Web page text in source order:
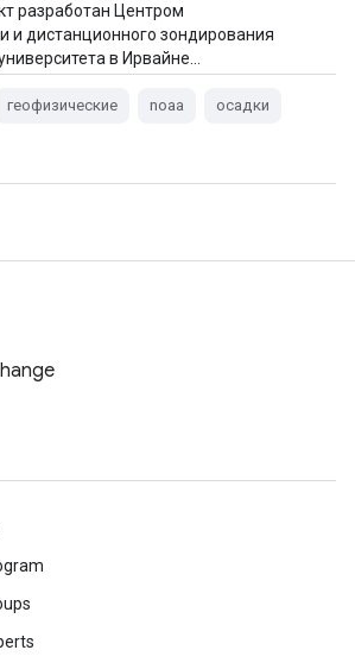
разработан Центром
и дистанционного зондирования
в Ирвайне…
геофизические noaa осадки